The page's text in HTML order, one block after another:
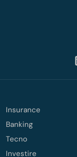
Insurance
Banking
Tecno
Investire